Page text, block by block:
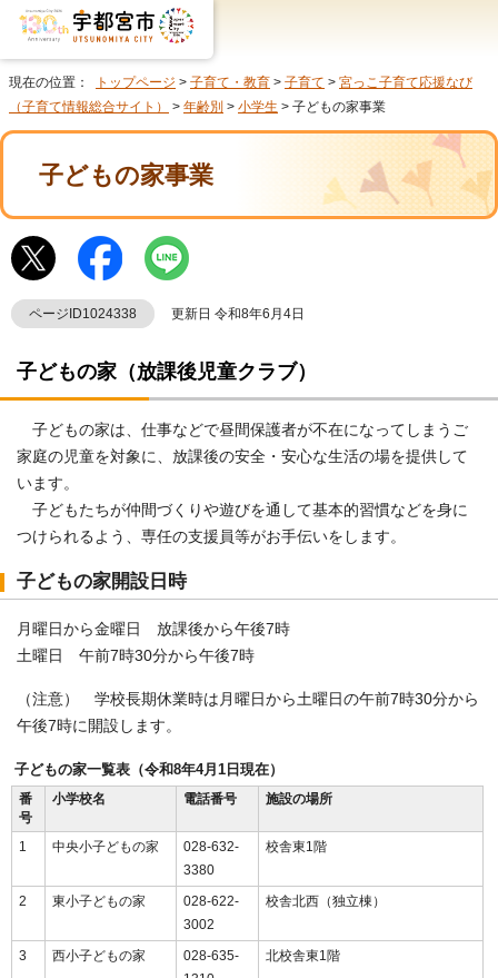
現在の位置： トップページ > 子育て・教育 > 子育て > 宮っこ子育て応援なび
（子育て情報総合サイト）
> 年齢別 > 小学生 > 子どもの家事業
子どもの家事業
ページID1024338 更新日 令和8年6月4日
子どもの家（放課後児童クラブ）
子どもの家は、仕事などで昼間保護者が不在になってしまうご
家庭の児童を対象に、放課後の安全・安心な生活の場を提供して
います。
子どもたちが仲間づくりや遊びを通して基本的習慣などを身に
つけられるよう、専任の支援員等がお手伝いをします。
子どもの家開設日時
月曜日から金曜日 放課後から午後7時
土曜日 午前7時30分から午後7時
（注意） 学校長期休業時は月曜日から土曜日の午前7時30分から
午後7時に開設します。
子どもの家一覧表（令和8年4月1日現在）
番
号
小学校名 電話番号 施設の場所
1 中央小子どもの家
028-632-
3380
校舎東1階
2 東小子どもの家
028-622-
3002
校舎北西（独立棟）
3 西小子どもの家
028-635-
北校舎東1階